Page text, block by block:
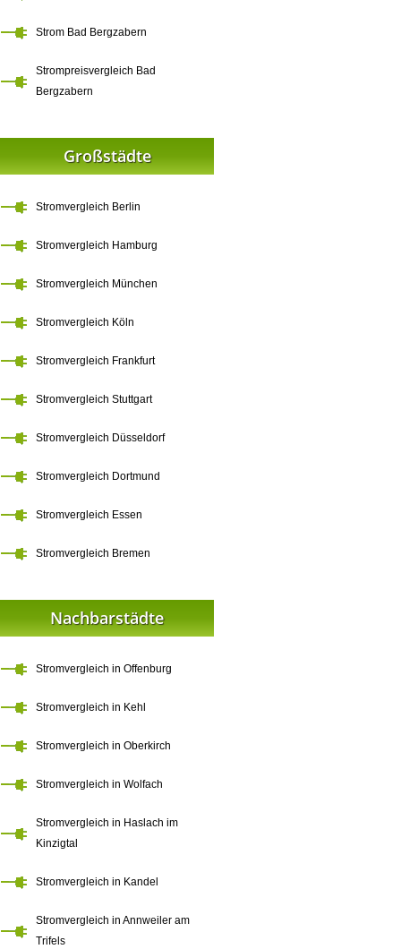
Strom Bad Bergzabern
Strompreisvergleich Bad
Bergzabern
Großstädte
Stromvergleich Berlin
Stromvergleich Hamburg
Stromvergleich München
Stromvergleich Köln
Stromvergleich Frankfurt
Stromvergleich Stuttgart
Stromvergleich Düsseldorf
Stromvergleich Dortmund
Stromvergleich Essen
Stromvergleich Bremen
Nachbarstädte
Stromvergleich in Offenburg
Stromvergleich in Kehl
Stromvergleich in Oberkirch
Stromvergleich in Wolfach
Stromvergleich in Haslach im
Kinzigtal
Stromvergleich in Kandel
Stromvergleich in Annweiler am
Trifels